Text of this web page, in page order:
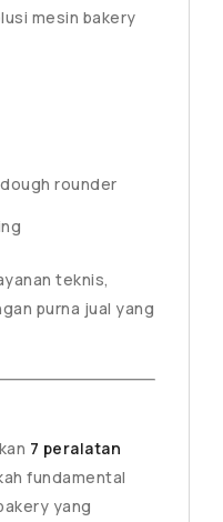
mesin bakery
rounder
teknis,
purna jual yang
7 peralatan
fundamental
yang